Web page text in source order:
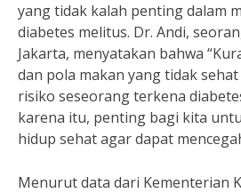
yang tidak kalah penting dalam
diabetes melitus. Dr. Andi,
Jakarta, menyatakan bahwa
dan pola makan yang tidak
risiko seseorang terkena
karena itu, penting bagi kita
hidup sehat agar dapat
Menurut data dari Kementerian